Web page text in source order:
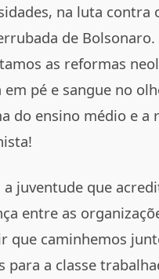
na luta contra
de Bolsonaro.
as reformas
em pé e sangue no
do ensino médio e a
a juventude que
entre as
que caminhemos
para a classe